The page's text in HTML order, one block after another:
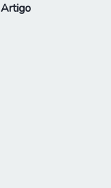
Artigo